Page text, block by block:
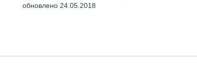
обновлено 24.05.2018